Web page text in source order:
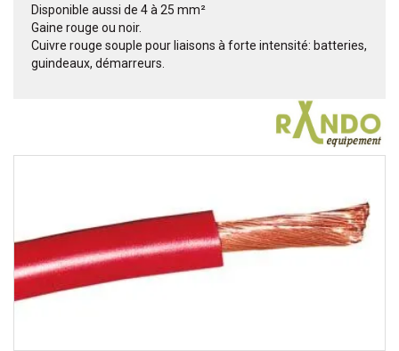
Disponible aussi de 4 à 25 mm²
Gaine rouge ou noir.
Cuivre rouge souple pour liaisons à forte intensité: batteries,
guindeaux, démarreurs.